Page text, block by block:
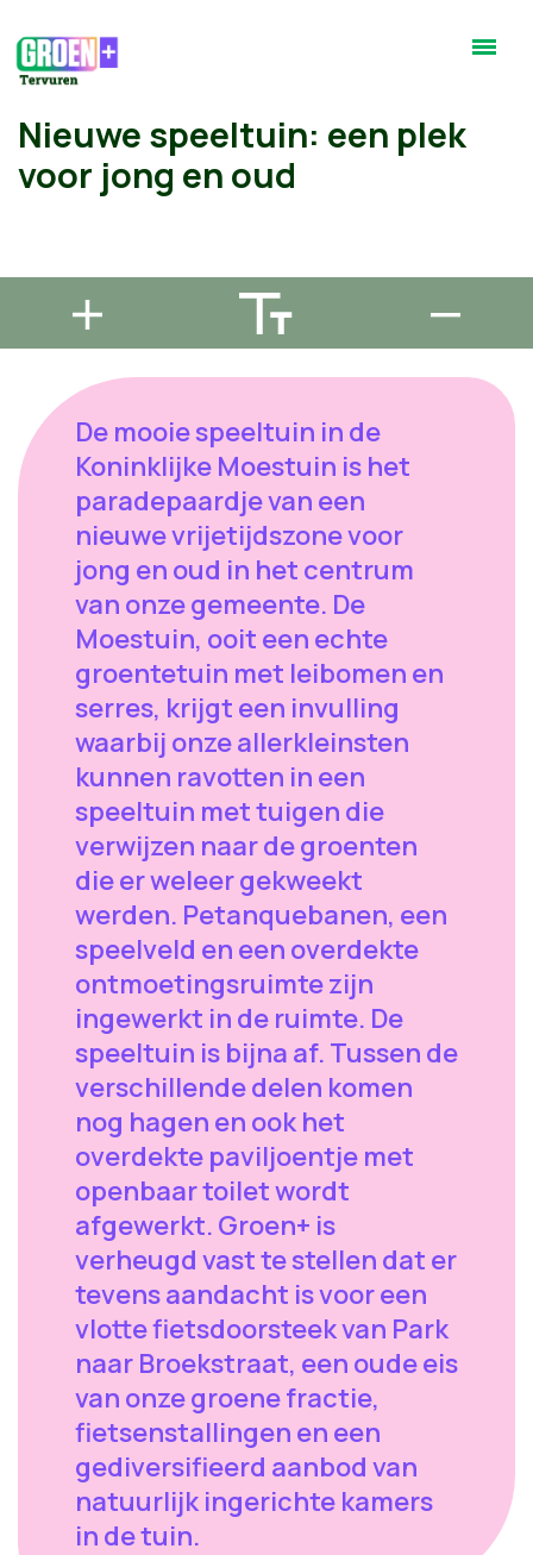
Nieuwe speeltuin: een plek
voor jong en oud
De mooie speeltuin in de
Koninklijke Moestuin is het
paradepaardje van een
nieuwe vrijetijdszone voor
jong en oud in het centrum
van onze gemeente. De
Moestuin, ooit een echte
groentetuin met leibomen en
serres, krijgt een invulling
waarbij onze allerkleinsten
kunnen ravotten in een
speeltuin met tuigen die
verwijzen naar de groenten
die er weleer gekweekt
werden. Petanquebanen, een
speelveld en een overdekte
ontmoetingsruimte zijn
ingewerkt in de ruimte. De
speeltuin is bijna af. Tussen de
verschillende delen komen
nog hagen en ook het
overdekte paviljoentje met
openbaar toilet wordt
afgewerkt. Groen+ is
verheugd vast te stellen dat er
tevens aandacht is voor een
vlotte fietsdoorsteek van Park
naar Broekstraat, een oude eis
van onze groene fractie,
fietsenstallingen en een
gediversifieerd aanbod van
natuurlijk ingerichte kamers
in de tuin.